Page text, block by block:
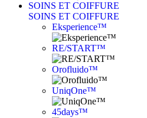
SOINS ET COIFFURE
SOINS ET COIFFURE
Eksperience™
RE/START™
Orofluido™
UniqOne™
45days™